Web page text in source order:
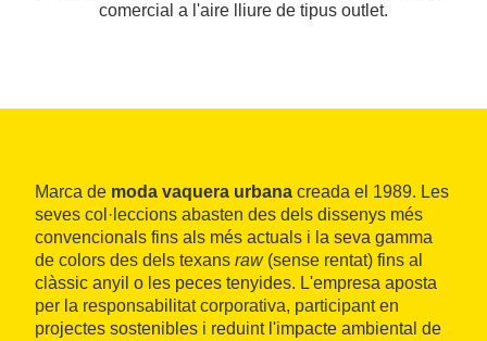
comercial a l'aire lliure de tipus outlet.
Marca de moda vaquera urbana creada el 1989. Les
seves col·leccions abasten des dels dissenys més
convencionals fins als més actuals i la seva gamma
de colors des dels texans raw(sense rentat) fins al
clàssic anyil o les peces tenyides. L'empresa aposta
per la responsabilitat corporativa, participant en
projectes sostenibles i reduint l'impacte ambiental de